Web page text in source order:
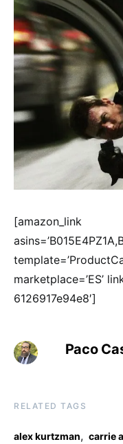
[amazon_link
marketplace=’ES’
6126917e94e8′]
Paco
RELATED TAGS
alex kurtzman, carrie